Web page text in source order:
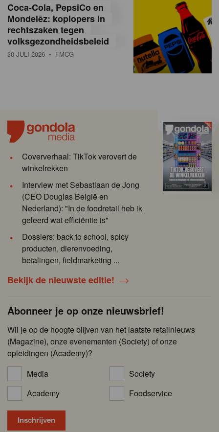
Coca-Cola, PepsiCo en
Mondelēz: koplopers in
rechtszaken tegen
volksgezondheidsbeleid
30 JULI 2026 • FMCG
Coververhaal: TikTok verovert de
winkelrekken
Interview met Sebastiaan de Jong
(CEO Douglas België en
Nederland): "In de foodretail heb ik
geleerd wat efficiëntie is"
Dossiers: back to school, spicy
producten, dierenvoeding,
betalingen, fieldmarketing ...
Bekijk de nieuwste editie!
Abonneer je op onze nieuwsbrief!
Wil je op de hoogte blijven van het laatste retailnieuws
(Magazine), onze evenementen (Society) of onze
opleidingen (Academy)?
Media
Society
Academy
Foodservice